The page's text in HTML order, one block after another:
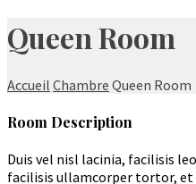
Queen Room
Accueil Chambre Queen Room
Room Description
Duis vel nisl lacinia, facilisis
facilisis ullamcorper tortor,